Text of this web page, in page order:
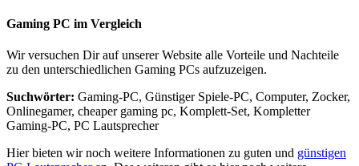
Gaming PC im Vergleich
Wir versuchen Dir auf unserer Website alle Vorteile und Nachteile
zu den unterschiedlichen Gaming PCs aufzuzeigen.
Suchwörter: Gaming-PC, Günstiger Spiele-PC, Computer, Zocker,
Onlinegamer, cheaper gaming pc, Komplett-Set, Kompletter
Gaming-PC, PC Lautsprecher
Hier bieten wir noch weitere Informationen zu guten und günstigen